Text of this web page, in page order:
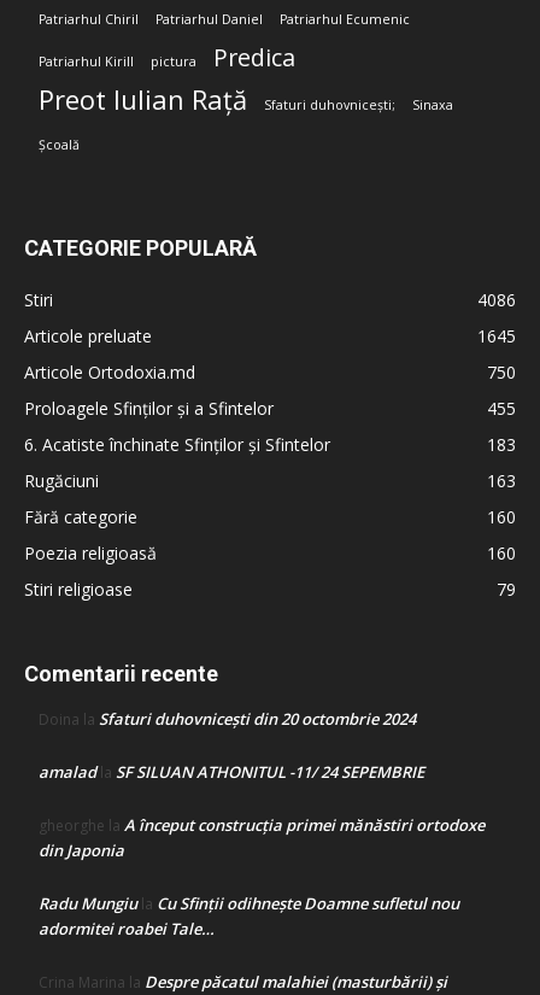
Patriarhul Chiril Patriarhul Daniel Patriarhul Ecumenic
Patriarhul Kirill pictura Predica
Preot Iulian Rață Sfaturi duhovnicești; Sinaxa
Școală
CATEGORIE POPULARĂ
Stiri
4086
Articole preluate
1645
Articole Ortodoxia.md
750
Proloagele Sfinților și a Sfintelor
455
6. Acatiste închinate Sfinților și Sfintelor
183
Rugăciuni
163
Fără categorie
160
Poezia religioasă
160
Stiri religioase
79
Comentarii recente
Doina la Sfaturi duhovnicești din 20 octombrie 2024
amaladla SF SILUAN ATHONITUL -11/ 24 SEPEMBRIE
gheorghe la A început construcţia primei mănăstiri ortodoxe
din Japonia
Radu Mungiula Cu Sfinții odihnește Doamne sufletul nou
adormitei roabei Tale…
Crina Marina la Despre păcatul malahiei (masturbării) şi